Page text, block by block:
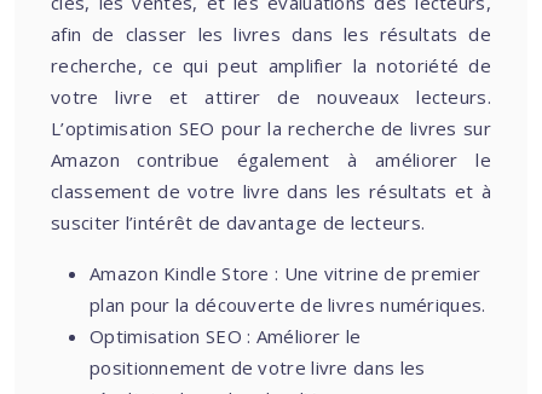
afin de classer les livres dans les résultats de
recherche, ce qui peut amplifier la notoriété de
votre livre et attirer de nouveaux lecteurs.
L’optimisation SEO pour la recherche de livres sur
Amazon contribue également à améliorer le
classement de votre livre dans les résultats et à
susciter l’intérêt de davantage de lecteurs.
Amazon Kindle Store : Une vitrine de premier
plan pour la découverte de livres numériques.
Optimisation SEO : Améliorer le
positionnement de votre livre dans les